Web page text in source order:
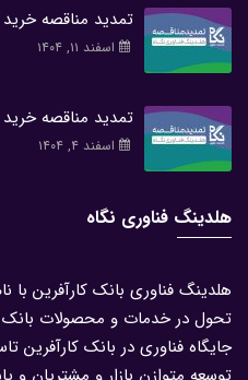
تمدید مناقصه
اسفند ۱۱, ۱۴۰۴
تمدید مناقصه
اسفند ۴, ۱۴۰۴
هلدینگ فناوری نگاه
هلدینگ فناوری بانک کارآفرین با
تحول در خدمات و محصولات
جایگاه فناوری در بانک کارآفرین